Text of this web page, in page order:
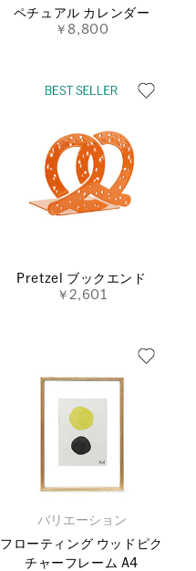
ペチュアル カレンダー
￥8,800
Pretzel ブックエンド
￥2,601
バリエーション
フローティング ウッドピク
チャーフレーム A4